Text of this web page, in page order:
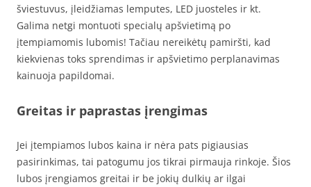
šviestuvus, įleidžiamas lemputes, LED juosteles ir kt.
Galima netgi montuoti specialų apšvietimą po
įtempiamomis lubomis! Tačiau nereikėtų pamiršti, kad
kiekvienas toks sprendimas ir apšvietimo perplanavimas
kainuoja papildomai.
Greitas ir paprastas įrengimas
Jei įtempiamos lubos kaina ir nėra pats pigiausias
pasirinkimas, tai patogumu jos tikrai pirmauja rinkoje. Šios
lubos įrengiamos greitai ir be jokių dulkių ar ilgai